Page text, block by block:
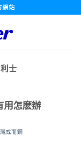
網站
士
用怎麽辦
威而鋼